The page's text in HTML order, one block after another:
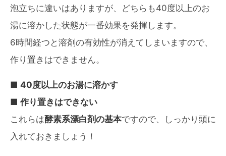
泡立ちに違いはありますが、どちらも40度以上のお
湯に溶かした状態が一番効果を発揮します。
6時間経つと溶剤の有効性が消えてしまいますので、
作り置きはできません。
■ 40度以上のお湯に溶かす
■ 作り置きはできない
これらは酵素系漂白剤の基本ですので、しっかり頭に
入れておきましょう！